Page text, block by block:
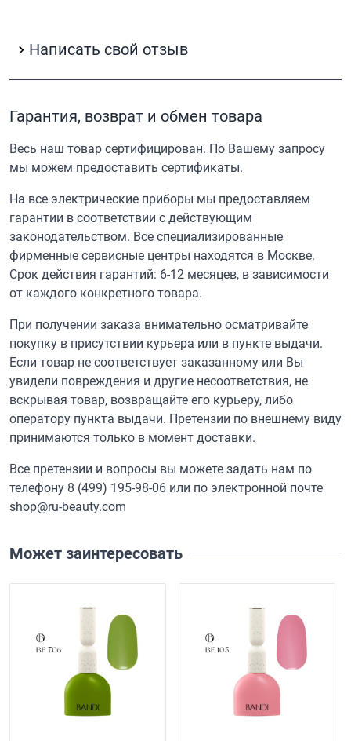
Написать свой отзыв
Гарантия, возврат и обмен товара
Весь наш товар сертифицирован. По Вашему запросу
мы можем предоставить сертификаты.
На все электрические приборы мы предоставляем
гарантии в соответствии с действующим
законодательством. Все специализированные
фирменные сервисные центры находятся в Москве.
Срок действия гарантий: 6-12 месяцев, в зависимости
от каждого конкретного товара.
При получении заказа внимательно осматривайте
покупку в присутствии курьера или в пункте выдачи.
Если товар не соответствует заказанному или Вы
увидели повреждения и другие несоответствия, не
вскрывая товар, возвращайте его курьеру, либо
оператору пункта выдачи. Претензии по внешнему виду
принимаются только в момент доставки.
Все претензии и вопросы вы можете задать нам по
телефону 8 (499) 195-98-06 или по электронной почте
shop@ru-beauty.com
Может заинтересовать